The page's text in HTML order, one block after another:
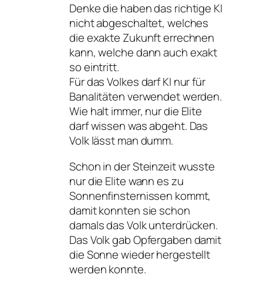
Denke die haben das richtige KI
nicht abgeschaltet, welches
die exakte Zukunft errechnen
kann, welche dann auch exakt
so eintritt.
Für das Volkes darf KI nur für
Banalitäten verwendet werden.
Wie halt immer, nur die Elite
darf wissen was abgeht. Das
Volk lässt man dumm.
Schon in der Steinzeit wusste
nur die Elite wann es zu
Sonnenfinsternissen kommt,
damit konnten sie schon
damals das Volk unterdrücken.
Das Volk gab Opfergaben damit
die Sonne wieder hergestellt
werden konnte.